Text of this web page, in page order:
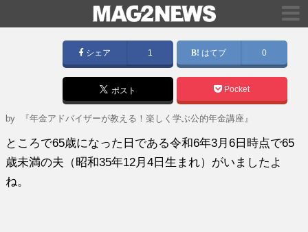
シェア 1 はてブ 0
ポスト Pocket
by 『年金アドバイザーが教える！楽しく学ぶ公的年金講座』
ところで65歳になった日である令和6年3月6日時点で65
歳未満の夫（昭和35年12月4日生まれ）がいましたよ
ね。